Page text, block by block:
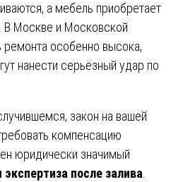
а мебель приобретает
В Москве и Московской
ремонта особенно высока,
нанести серьёзный удар по
закон на вашей
компенсацию
юридически значимый
экспертиза после залива.